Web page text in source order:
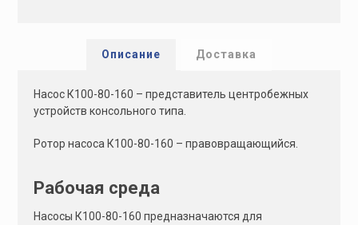
Описание Доставка
Насос К100-80-160 – представитель центробежных
устройств консольного типа.
Ротор насоса К100-80-160 – правовращающийся.
Рабочая среда
Насосы К100-80-160 предназначаются для